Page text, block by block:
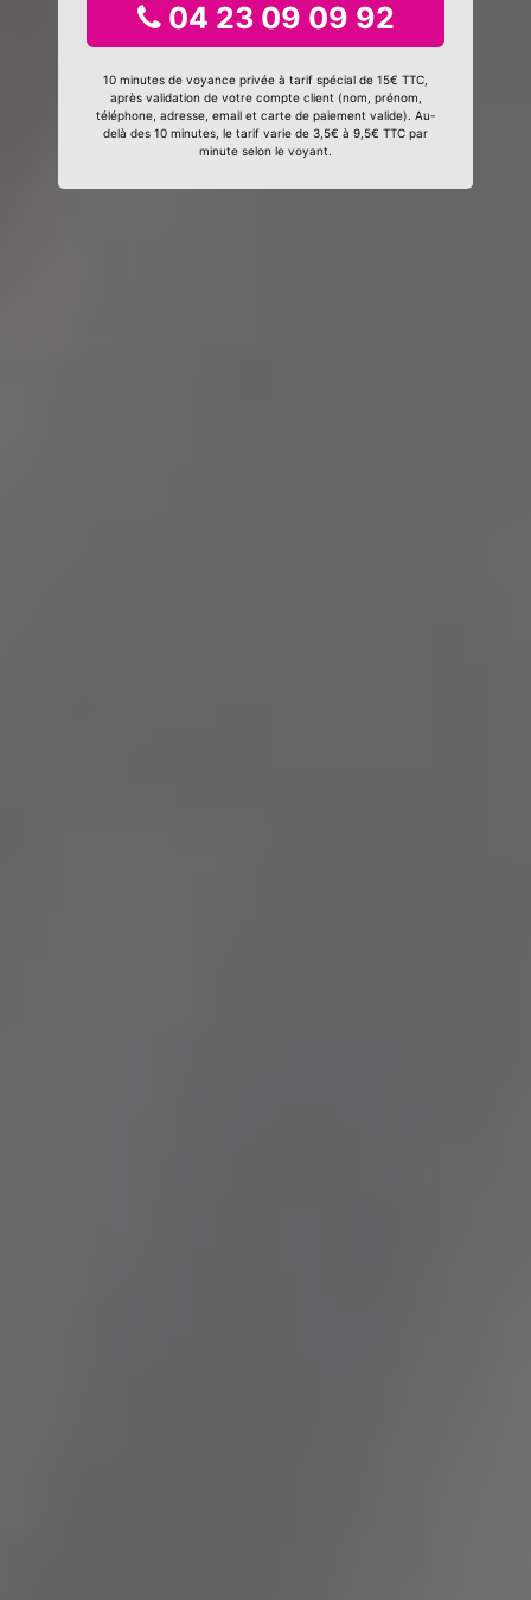
04 23 09 09 92
10 minutes de voyance privée à tarif spécial de 15€ TTC,
après validation de votre compte client (nom, prénom,
téléphone, adresse, email et carte de paiement valide). Au-
delà des 10 minutes, le tarif varie de 3,5€ à 9,5€ TTC par
minute selon le voyant.